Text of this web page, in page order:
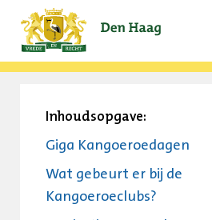
Inhoudsopgave:
Giga Kangoeroedagen
Wat gebeurt er bij de
Kangoeroeclubs?